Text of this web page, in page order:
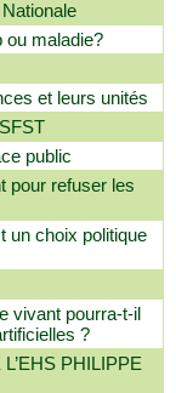
ou maladie?
et leurs unités
public
pour refuser les
un choix politique
vivant pourra-t-il
?
PHILIPPE